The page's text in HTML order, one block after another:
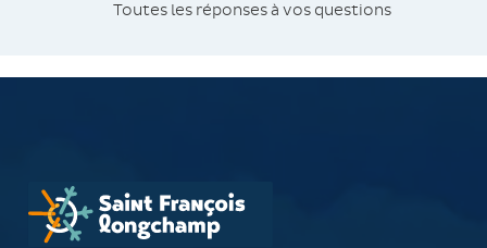
Toutes les réponses à vos questions